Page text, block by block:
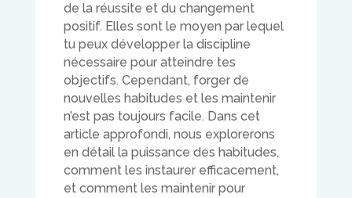
de la réussite et du changement
positif. Elles sont le moyen par lequel
tu peux développer la discipline
nécessaire pour atteindre tes
objectifs. Cependant, forger de
nouvelles habitudes et les maintenir
n’est pas toujours facile. Dans cet
article approfondi, nous explorerons
en détail la puissance des habitudes,
comment les instaurer efficacement,
et comment les maintenir pour